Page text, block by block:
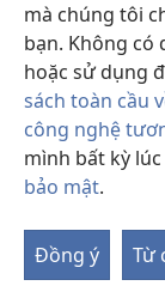
mà chúng tôi
bạn. Không có
hoặc sử dụng
sách toàn cầu
công nghệ
mình bất kỳ
bảo mật.
Đồng ý Từ
Bạn có
Chúa Giê-su
thuộc Do Thái